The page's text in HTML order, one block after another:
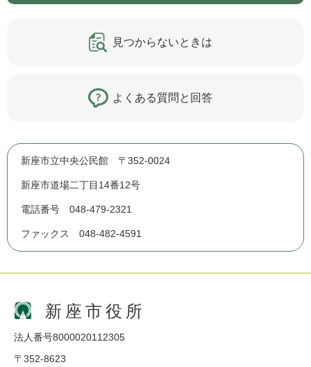
見つからないときは
よくある質問と回答
新座市立中央公民館 〒352-0024
新座市道場二丁目14番12号
電話番号 048-479-2321
ファックス 048-482-4591
新座市役所
法人番号8000020112305
〒352-8623